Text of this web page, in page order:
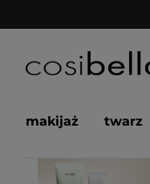
makijaż twarz